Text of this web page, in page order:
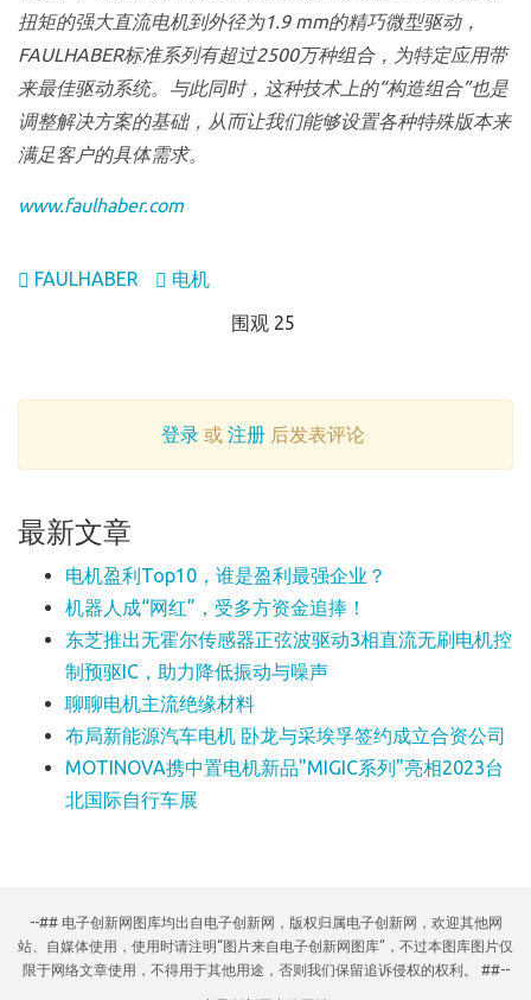
扭矩的强大直流电机到外径为1.9 mm的精巧微型驱动，
FAULHABER标准系列有超过2500万种组合，为特定应用带
来最佳驱动系统。与此同时，这种技术上的“构造组合”也是
调整解决方案的基础，从而让我们能够设置各种特殊版本来
满足客户的具体需求。
www.faulhaber.com
FAULHABER 电机
围观 25
登录或 注册后发表评论
最新文章
电机盈利Top10，谁是盈利最强企业？
机器人成“网红”，受多方资金追捧！
东芝推出无霍尔传感器正弦波驱动3相直流无刷电机控
制预驱IC，助力降低振动与噪声
聊聊电机主流绝缘材料
布局新能源汽车电机 卧龙与采埃孚签约成立合资公司
MOTINOVA携中置电机新品"MIGIC系列"亮相2023台
北国际自行车展
--## 电子创新网图库均出自电子创新网，版权归属电子创新网，欢迎其他网
站、自媒体使用，使用时请注明“图片来自电子创新网图库”，不过本图库图片仅
限于网络文章使用，不得用于其他用途，否则我们保留追诉侵权的权利。 ##--